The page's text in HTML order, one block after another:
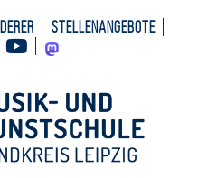
Stellenangebote
YoutubeMastodon